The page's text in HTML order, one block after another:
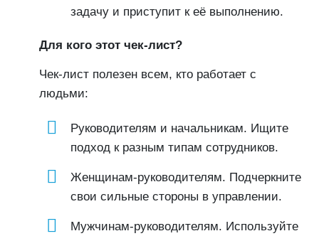
задачу и приступит к её выполнению.
Для кого этот чек-лист?
Чек-лист полезен всем, кто работает с
людьми:
Руководителям и начальникам. Ищите
подход к разным типам сотрудников.
Женщинам-руководителям. Подчеркните
свои сильные стороны в управлении.
Мужчинам-руководителям. Используйте